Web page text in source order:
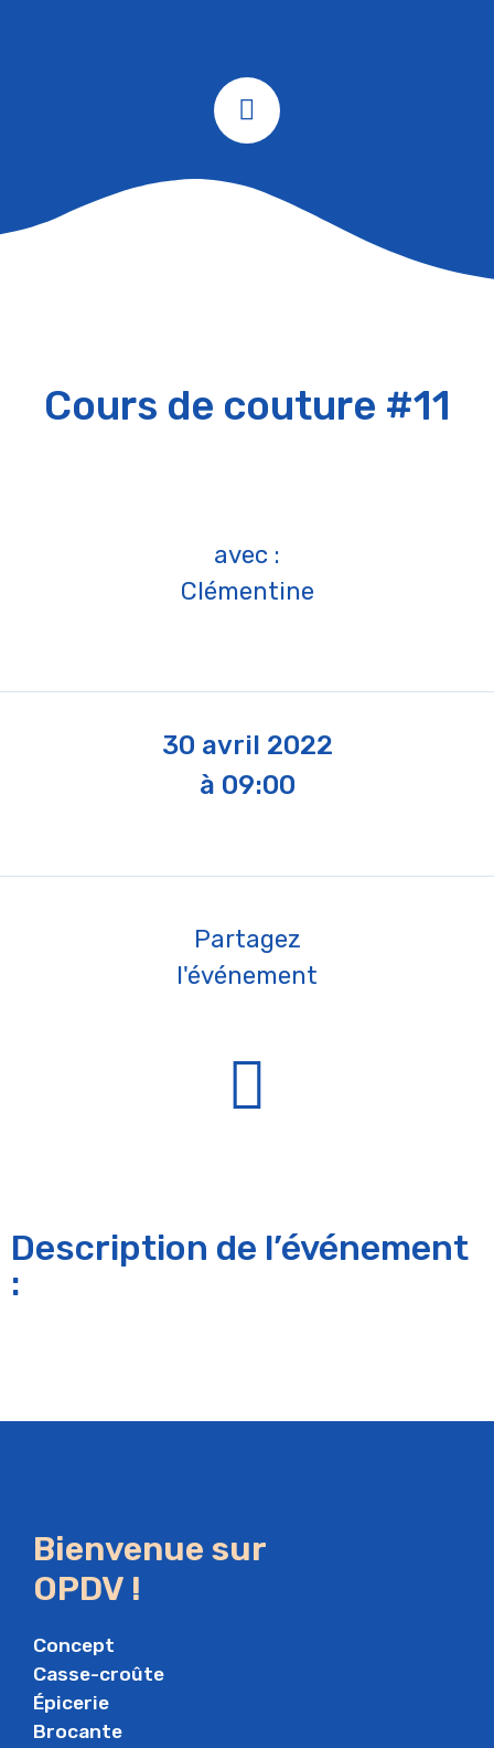
Cours de couture #11
avec :
Clémentine
30 avril 2022
à 09:00
Partagez
l'événement
Description de l’événement
:
Bienvenue sur
OPDV !
Concept
Casse-croûte
Épicerie
Brocante